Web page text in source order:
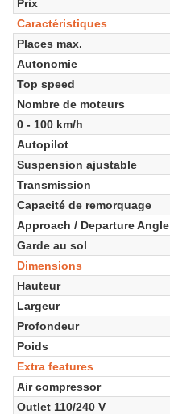
Prix
Caractéristiques
Places max.
Autonomie
Top speed
Nombre de moteurs
0 - 100 km/h
Autopilot
Suspension ajustable
Transmission
Capacité de remorquage
Approach / Departure Angle
Garde au sol
Dimensions
Hauteur
Largeur
Profondeur
Poids
Extra features
Air compressor
Outlet 110/240 V